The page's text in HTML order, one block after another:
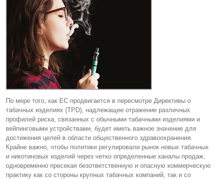
По мере того, как ЕС продвигается в пересмотре Директивы о
табачных изделиях (TPD), надлежащее отражение различных
профилей риска, связанных с обычными табачными изделиями и
вейпинговыми устройствами, будет иметь важное значение для
достижения целей в области общественного здравоохранения.
Крайне важно, чтобы политики регулировали рынок новых табачных
и никотиновых изделий через четко определенные каналы продаж,
одновременно пресекая безответственную и опасную коммерческую
практику как со стороны крупных табачных компаний, так и со